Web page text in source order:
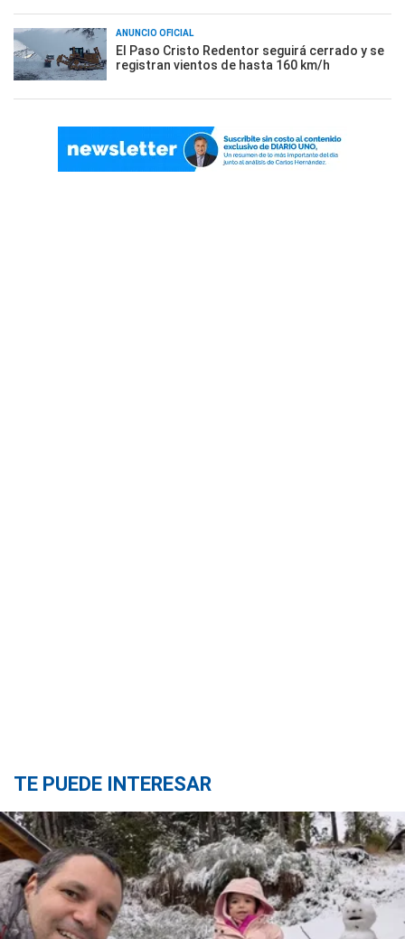
ANUNCIO OFICIAL
El Paso Cristo Redentor seguirá cerrado y se
registran vientos de hasta 160 km/h
TE PUEDE INTERESAR